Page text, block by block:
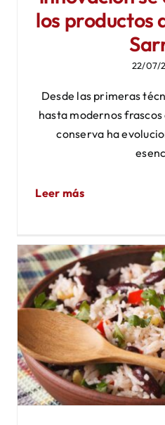
los productos
22/07/
Desde las primeras
hasta modernos
conserva ha
Leer más